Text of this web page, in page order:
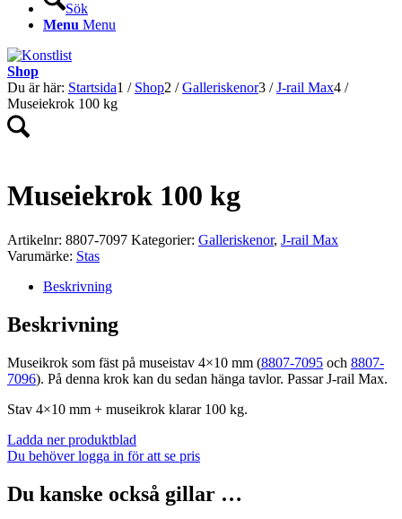
Sök
Menu Menu
Shop
Du är här: Startsida1 / Shop2 / Galleriskenor3 / J-rail Max4 /
Museiekrok 100 kg
Museiekrok 100 kg
Artikelnr: 8807-7097 Kategorier: Galleriskenor, J-rail Max
Varumärke: Stas
Beskrivning
Beskrivning
Museikrok som fäst på museistav 4×10 mm (8807-7095 och 8807-
7096). På denna krok kan du sedan hänga tavlor. Passar J-rail Max.
Stav 4×10 mm + museikrok klarar 100 kg.
Ladda ner produktblad
Du behöver logga in för att se pris
Du kanske också gillar …